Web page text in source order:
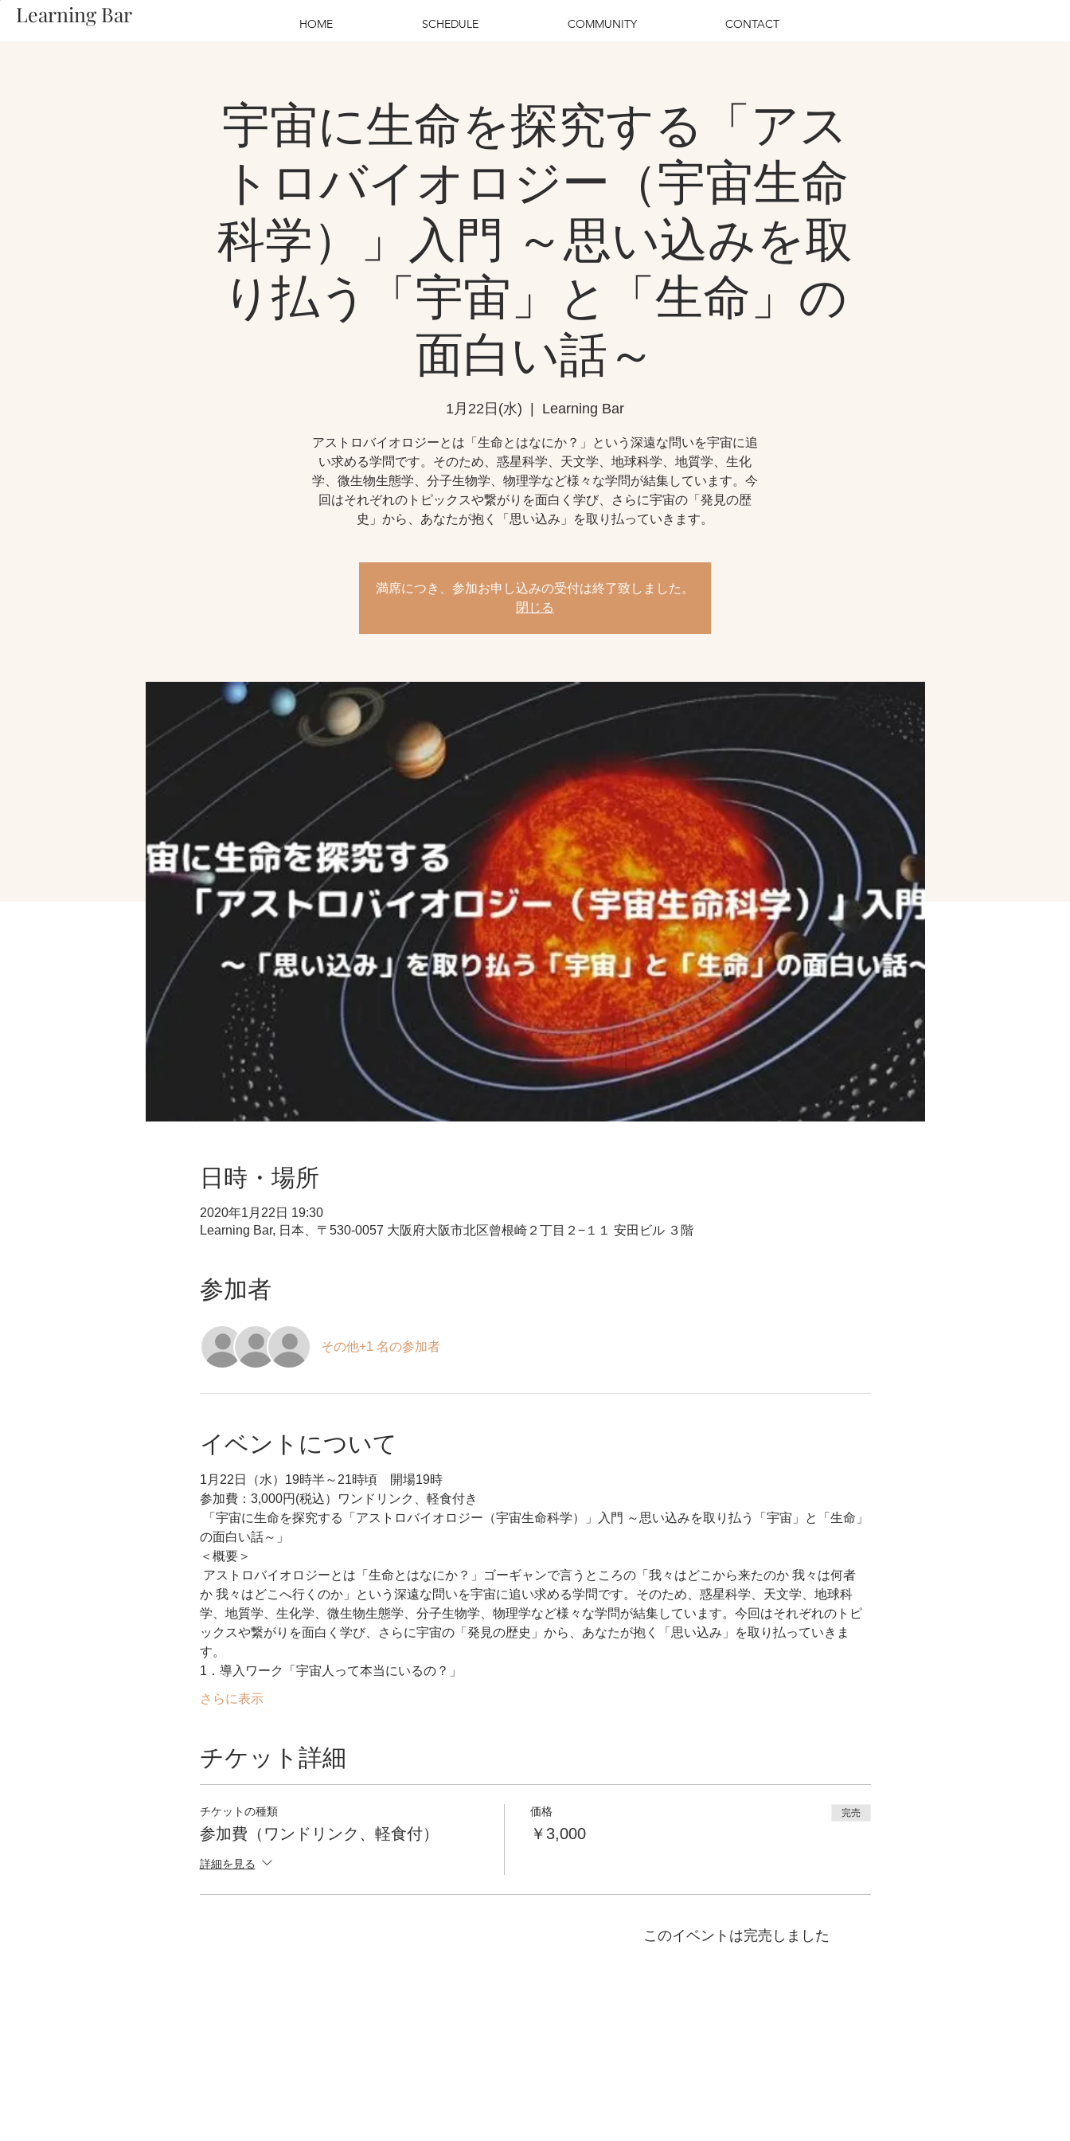
Learning Bar HOME SCHEDULE COMMUNITY CONTACT
宇宙に生命を探究する「アス
トロバイオロジー（宇宙生命
科学）」入門 ～思い込みを取
り払う「宇宙」と「生命」の
面白い話～
1月22日(水) Learning Bar
アストロバイオロジーとは「生命とはなにか？」という深遠な問いを宇宙に追
い求める学問です。そのため、惑星科学、天文学、地球科学、地質学、生化
学、微生物生態学、分子生物学、物理学など様々な学問が結集しています。今
回はそれぞれのトピックスや繋がりを面白く学び、さらに宇宙の「発見の歴
史」から、あなたが抱く「思い込み」を取り払っていきます。
満席につき、参加お申し込みの受付は終了致しました。
閉じる
日時・場所
2020年1月22日 19:30
Learning Bar, 日本、〒530-0057 大阪府大阪市北区曾根崎２丁目２−１１ 安田ビル ３階
参加者
その他+1 名の参加者
イベントについて
1月22日（水）19時半～21時頃　開場19時
参加費：3,000円(税込）ワンドリンク、軽食付き
「宇宙に生命を探究する「アストロバイオロジー（宇宙生命科学）」入門 ～思い込みを取り払う「宇宙」と「生命」
の面白い話～」
＜概要＞
アストロバイオロジーとは「生命とはなにか？」ゴーギャンで言うところの「我々はどこから来たのか 我々は何者
か 我々はどこへ行くのか」という深遠な問いを宇宙に追い求める学問です。そのため、惑星科学、天文学、地球科
学、地質学、生化学、微生物生態学、分子生物学、物理学など様々な学問が結集しています。今回はそれぞれのトピ
ックスや繋がりを面白く学び、さらに宇宙の「発見の歴史」から、あなたが抱く「思い込み」を取り払っていきま
す。
1．導入ワーク「宇宙人って本当にいるの？」
さらに表示
チケット詳細
チケットの種類
参加費（ワンドリンク、軽食付）
詳細を見る
価格
￥3,000
完売
このイベントは完売しました